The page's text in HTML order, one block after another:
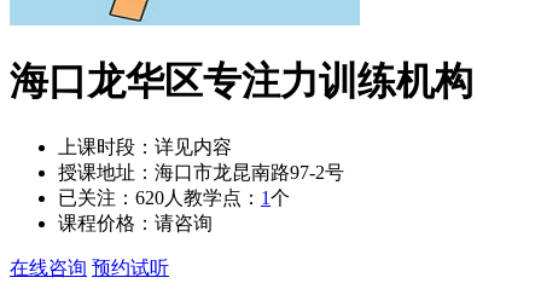
海口龙华区专注力训练机构
上课时段： 详见内容
授课地址： 海口市龙昆南路97-2号
已关注： 620人 教学点： 1个
课程价格： 请咨询
在线咨询 预约试听